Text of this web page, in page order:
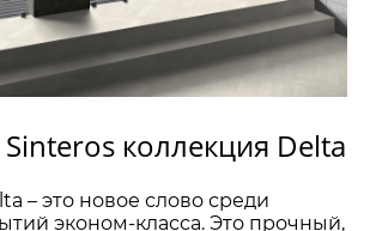
коллекция Delta
– это новое слово среди
эконом-класса. Это прочный,